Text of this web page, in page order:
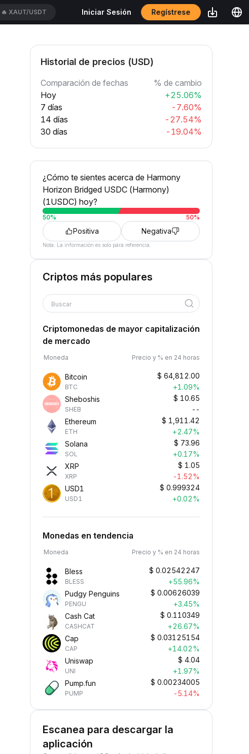
🔥 HEIUSDT Iniciar Sesión Regístrese
Historial de precios (USD)
Comparación de fechas
% de cambio
Hoy
+25.06%
7 días
-7.60%
14 días
-27.54%
30 días
-19.04%
¿Cómo te sientes acerca de Harmony
Horizon Bridged USDC (Harmony)
(1USDC) hoy?
50% 50%
Positiva Negativa
Nota: La información es solo para referencia.
Criptos más populares
Buscar
Criptomonedas de mayor capitalización
de mercado
Moneda Precio y % en 24 horas
Bitcoin
BTC
$ 64,812.00
+1.09%
Sheboshis
SHEB
$ 10.65
--
Ethereum
ETH
$ 1,911.42
+2.47%
Solana
SOL
$ 73.96
+0.17%
XRP
XRP
$ 1.05
-1.52%
USD1
USD1
$ 0.999324
+0.02%
Monedas en tendencia
Moneda Precio y % en 24 horas
Bless
BLESS
$ 0.02542247
+55.96%
Pudgy Penguins
PENGU
$ 0.00626039
+3.45%
Cash Cat
CASHCAT
$ 0.110349
+26.67%
Cap
CAP
$ 0.03125154
+14.02%
Uniswap
UNI
$ 4.04
+1.97%
Pump.fun
PUMP
$ 0.00234005
-5.14%
Escanea para descargar la
aplicación